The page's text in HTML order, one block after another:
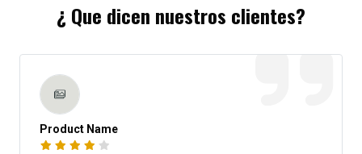
¿ Que dicen nuestros clientes?
Product Name